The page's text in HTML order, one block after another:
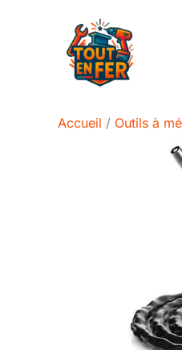
Accueil Outils à